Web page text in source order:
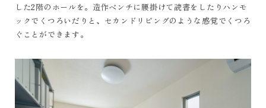
した2階のホールを。造作ベンチに腰掛けて読書をしたりハンモ
ックでくつろいだりと、セカンドリビングのような感覚でくつろ
ぐことができます。